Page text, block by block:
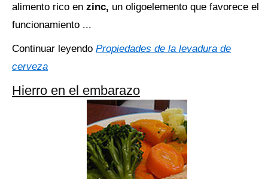
alimento rico en zinc, un oligoelemento que favorece el
funcionamiento ...
Continuar leyendo Propiedades de la levadura de
cerveza
Hierro en el embarazo